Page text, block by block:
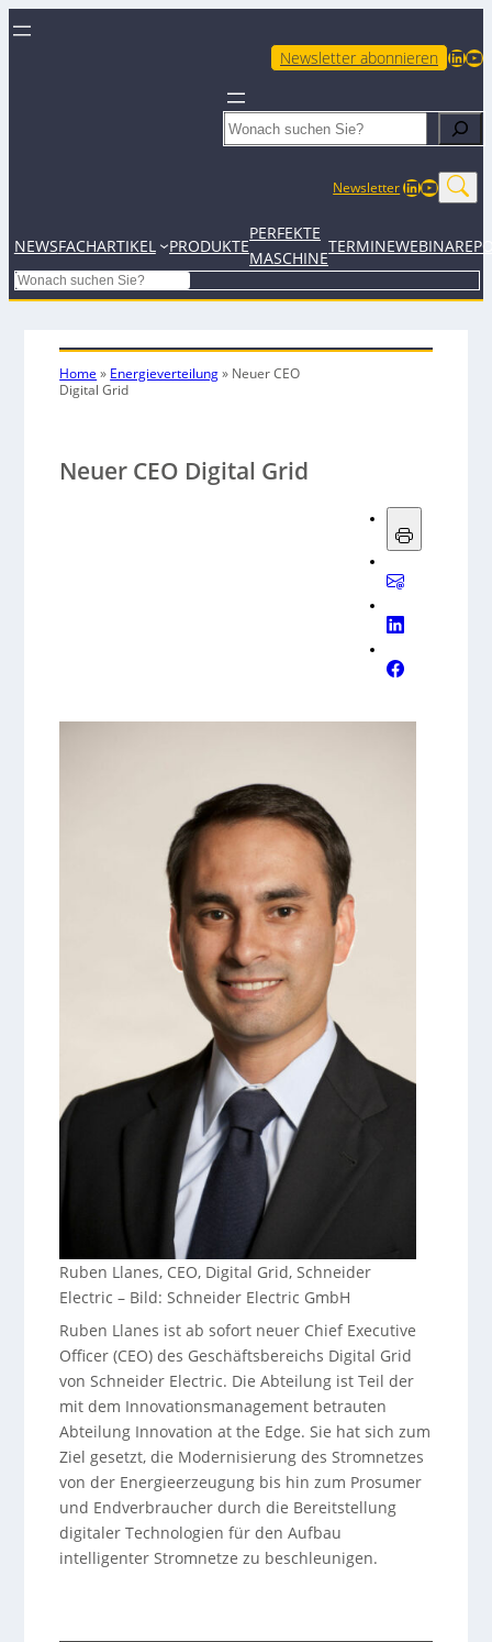
Newsletter abonnieren LinkedIn YouTube
Search
NewsletterLinkedIn
NEWSFACHARTIKEL PRODUKTE
PERFEKTE
MASCHINE
TERMINEWEBINARE
Search
Home » Energieverteilung» Neuer CEO
Digital Grid
Neuer CEO Digital Grid
Ruben Llanes, CEO, Digital Grid, Schneider
Electric – Bild: Schneider Electric GmbH
Ruben Llanes ist ab sofort neuer Chief Executive
Officer (CEO) des Geschäftsbereichs Digital Grid
von Schneider Electric. Die Abteilung ist Teil der
mit dem Innovationsmanagement betrauten
Abteilung Innovation at the Edge. Sie hat sich zum
Ziel gesetzt, die Modernisierung des Stromnetzes
von der Energieerzeugung bis hin zum Prosumer
und Endverbraucher durch die Bereitstellung
digitaler Technologien für den Aufbau
intelligenter Stromnetze zu beschleunigen.